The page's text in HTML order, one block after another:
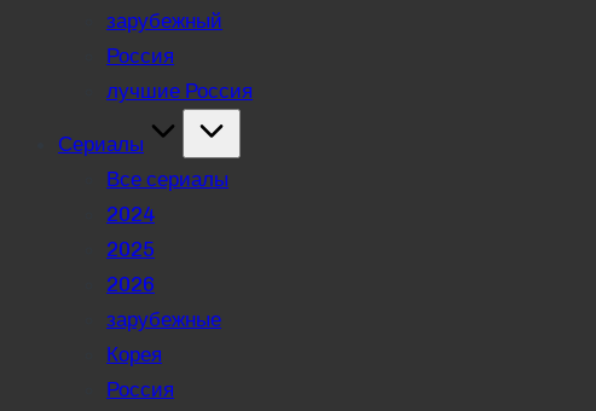
зарубежный
Россия
лучшие Россия
Сериалы
Все сериалы
2024
2025
2026
зарубежные
Корея
Россия